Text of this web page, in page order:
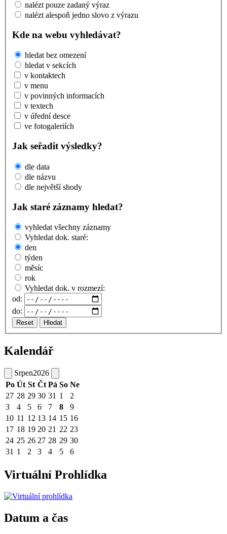
nalézt pouze zadaný výraz
nalézt alespoň jedno slovo z výrazu
Kde na webu vyhledávat?
hledat bez omezení
hledat v sekcích
v kontaktech
v menu
v povinných informacích
v textech
v úřední desce
ve fotogaleriích
Jak seřadit výsledky?
dle data
dle názvu
dle největší shody
Jak staré záznamy hledat?
vyhledat všechny záznamy
Vyhledat dok. staré:
den
týden
měsíc
rok
Vyhledat dok. v rozmezí:
od:
do:
Reset Hledat
Kalendář
Srpen2026
Po Út St Čt Pá So Ne
27 28 29 30 31 1
2
3
4 5 6 7 8
9
10 11 12 13 14 15 16
17 18 19 20 21 22 23
24 25 26 27 28 29 30
31 1 2 3 4 5 6
Virtuální Prohlídka
Datum a čas